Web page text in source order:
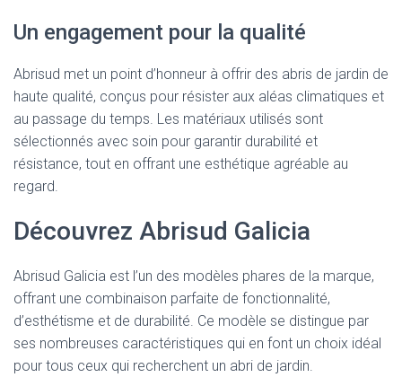
Un engagement pour la qualité
Abrisud met un point d’honneur à offrir des abris de jardin de
haute qualité, conçus pour résister aux aléas climatiques et
au passage du temps. Les matériaux utilisés sont
sélectionnés avec soin pour garantir durabilité et
résistance, tout en offrant une esthétique agréable au
regard.
Découvrez Abrisud Galicia
Abrisud Galicia est l’un des modèles phares de la marque,
offrant une combinaison parfaite de fonctionnalité,
d’esthétisme et de durabilité. Ce modèle se distingue par
ses nombreuses caractéristiques qui en font un choix idéal
pour tous ceux qui recherchent un abri de jardin.